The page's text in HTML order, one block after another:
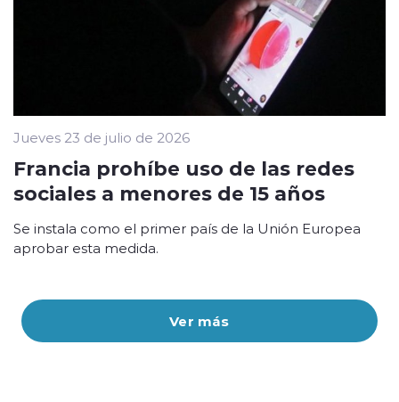
Ver más
Jueves 23 de julio de 2026
Francia prohíbe uso de las redes
sociales a menores de 15 años
Se instala como el primer país de la Unión Europea
aprobar esta medida.